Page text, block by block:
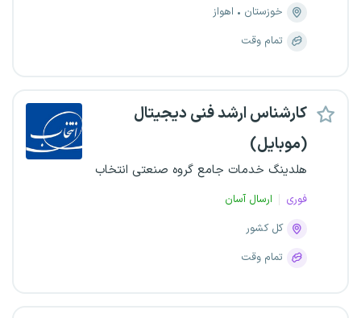
خوزستان
اهواز
تمام وقت
کارشناس ارشد فنی دیجیتال
(موبایل)
هلدینگ خدمات جامع گروه صنعتی انتخاب
فوری
ارسال آسان
کل کشور
تمام وقت